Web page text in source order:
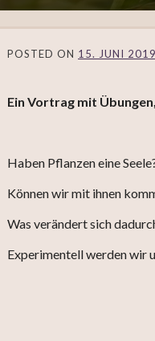
POSTED ON 15. JUNI 2019
Ein Vortrag mit
Haben Pflanzen eine
Können wir mit ihnen
Was verändert sich
Experimentell werden wir